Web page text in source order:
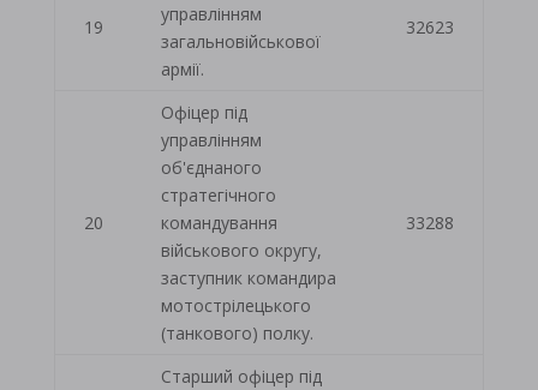
19
управлінням
загальновійськової
армії.
32623
20
Офіцер під
управлінням
об'єднаного
стратегічного
командування
військового округу,
заступник командира
мотострілецького
(танкового) полку.
33288
Старший офіцер під